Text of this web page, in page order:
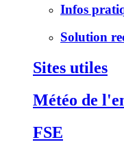
Infos
Solution
Sites utiles
Météo de
FSE